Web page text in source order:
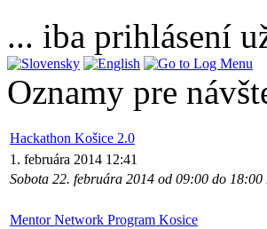
... iba prihlásení
Oznamy pre
Hackathon Košice 2.0
1. februára 2014 12:41
Sobota 22. februára 2014 od 09:00 do 18:00
Mentor Network Program Kosice